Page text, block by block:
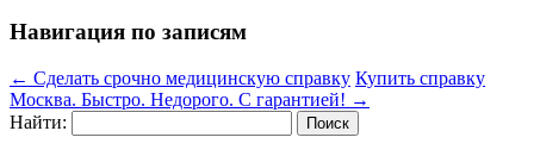
Навигация по записям
← Сделать срочно медицинскую справку Купить справку
Москва. Быстро. Недорого. С гарантией! →
Найти: